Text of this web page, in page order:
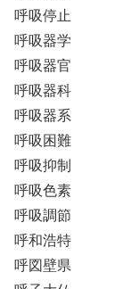
呼吸停止
呼吸器学
呼吸器官
呼吸器科
呼吸器系
呼吸困難
呼吸抑制
呼吸色素
呼吸調節
呼和浩特
呼図壁県